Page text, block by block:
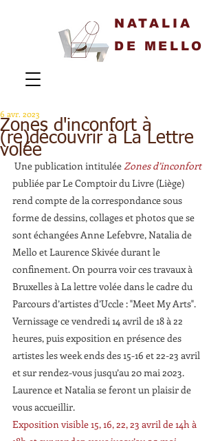
NATALIA
DE MELLO
Zones d'inconfort à
(re)découvrir à La Lettre
volée
6 avr. 2023
Une publication intituléeZones d’inconfort
publiée par Le Comptoir du Livre (Liège)
rend compte de la correspondance sous
forme de dessins, collages et photos que se
sont échangées Anne Lefebvre, Natalia de
Mello et Laurence Skivée durant le
confinement. On pourra voir ces travaux à
Bruxelles à La lettre volée dans le cadre du
Parcours d’artistes d’Uccle : "Meet My Arts".
Vernissage ce vendredi 14 avril de 18 à 22
heures, puis exposition en présence des
artistes les week ends des 15-16 et 22-23 avril
et sur rendez-vous jusqu’au 20 mai 2023.
Laurence et Natalia se feront un plaisir de
vous accueillir.
Exposition visible 15, 16, 22, 23 avril de 14h à